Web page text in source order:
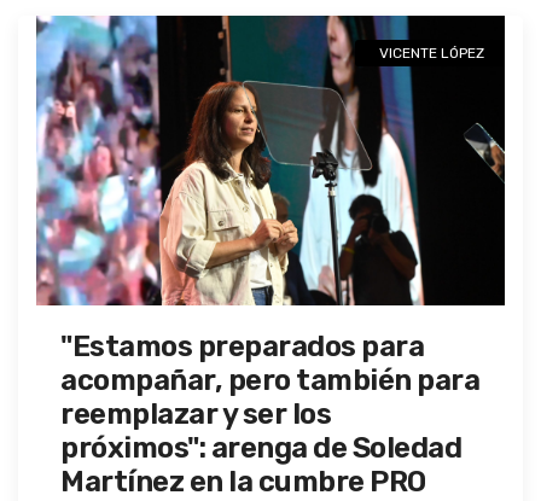
VICENTE LÓPEZ
"Estamos preparados para
acompañar, pero también para
reemplazar y ser los
próximos": arenga de Soledad
Martínez en la cumbre PRO